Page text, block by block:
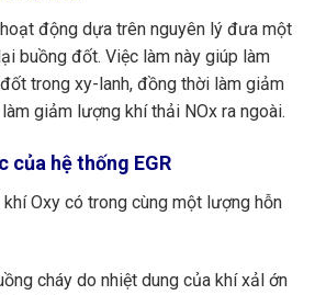
động dựa trên nguyên lý đưa một
buồng đốt. Việc làm này giúp làm
trong xy-lanh, đồng thời làm giảm
giảm lượng khí thải NOx ra ngoài.
của hệ thống EGR
Oxy có trong cùng một lượng hỗn
cháy do nhiệt dung của khí xảl ớn